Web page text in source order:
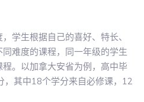
学生根据自己的喜好、特长、
难度的课程，同一年级的学生
。以加拿大安省为例，高中毕
，其中18个学分来自必修课，12